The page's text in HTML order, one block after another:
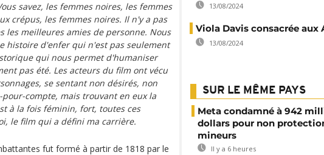
savez, les femmes noires, les femmes
crépus, les femmes noires. Il n'y a pas
les meilleures amies de personne. Nous
histoire d'enfer qui n'est pas seulement
qui nous permet d'humaniser
pas été. Les acteurs du film ont vécu
se sentant non désirés, non
compte, mais trouvant en eux la
à la fois féminin, fort, toutes ces
le film qui a défini ma carrière.
fut formé à partir de 1818 par le
13/08/2024
Viola Davis consacrée aux
13/08/2024
SUR LE MÊME PAYS
Meta condamné à 942
dollars pour non
mineurs
Il y a 6 heures